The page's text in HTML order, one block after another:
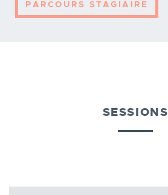
PARCOURS STAGIAIRE
SESSIONS